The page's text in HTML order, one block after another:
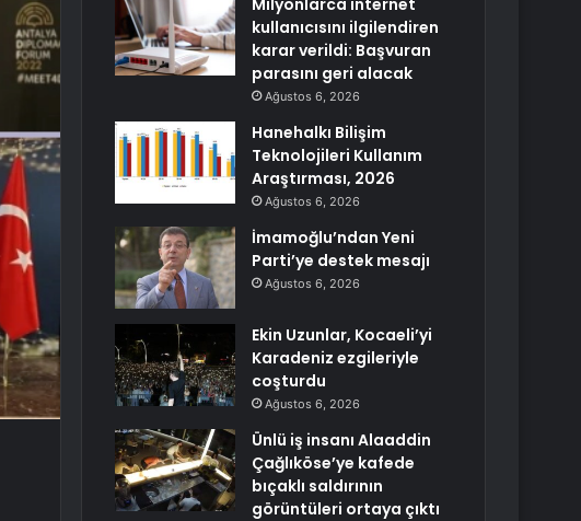
Milyonlarca internet
kullanıcısını ilgilendiren
karar verildi: Başvuran
parasını geri alacak
Ağustos 6, 2026
Hanehalkı Bilişim
Teknolojileri Kullanım
Araştırması, 2026
Ağustos 6, 2026
İmamoğlu’ndan Yeni
Parti’ye destek mesajı
Ağustos 6, 2026
Ekin Uzunlar, Kocaeli’yi
Karadeniz ezgileriyle
coşturdu
Ağustos 6, 2026
Ünlü iş insanı Alaaddin
Çağlıköse’ye kafede
bıçaklı saldırının
görüntüleri ortaya çıktı